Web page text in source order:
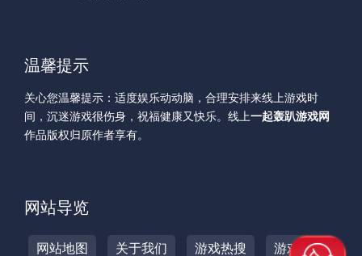
温馨提示
关心您温馨提示：适度娱乐动动脑，合理安排来线上游戏时
间，沉迷游戏很伤身，祝福健康又快乐。线上一起轰趴游戏网
作品版权归原作者享有。
网站导览
网站地图 关于我们 游戏热搜 游戏攻略